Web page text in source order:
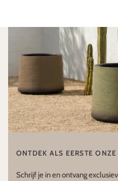
ONTDEK ALS EERSTE
Schrijf je in en ontvang